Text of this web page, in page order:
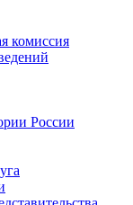
комиссия
России